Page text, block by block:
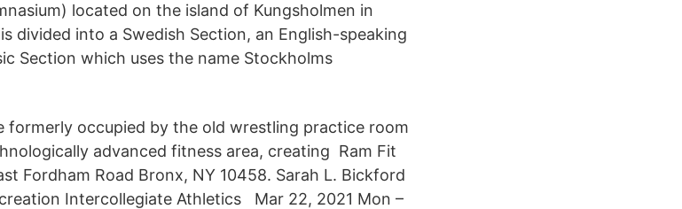
located on the island of Kungsholmen in
divided into a Swedish Section, an English-speaking
Section which uses the name Stockholms
occupied by the old wrestling practice room
advanced fitness area, creating Ram Fit
Fordham Road Bronx, NY 10458. Sarah L. Bickford
Intercollegiate Athletics Mar 22, 2021 Mon –